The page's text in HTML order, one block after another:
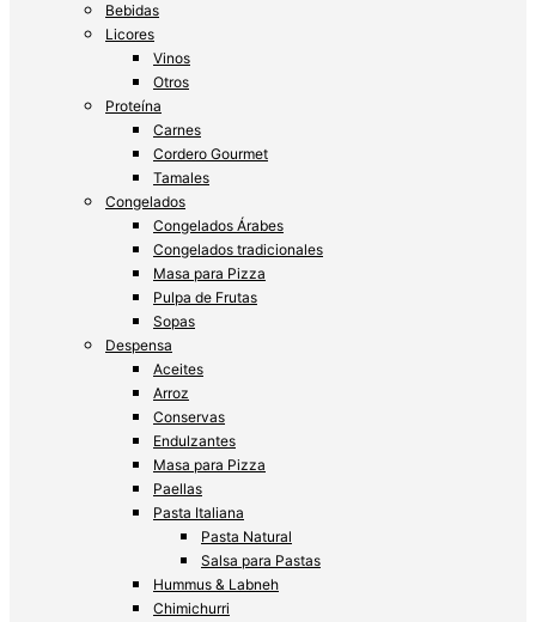
Bebidas
Licores
Vinos
Otros
Proteína
Carnes
Cordero Gourmet
Tamales
Congelados
Congelados Árabes
Congelados tradicionales
Masa para Pizza
Pulpa de Frutas
Sopas
Despensa
Aceites
Arroz
Conservas
Endulzantes
Masa para Pizza
Paellas
Pasta Italiana
Pasta Natural
Salsa para Pastas
Hummus & Labneh
Chimichurri